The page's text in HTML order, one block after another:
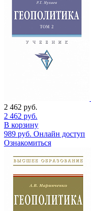
2 462 руб.
2 462 руб.
В корзину
989 руб. Онлайн доступ
Ознакомиться